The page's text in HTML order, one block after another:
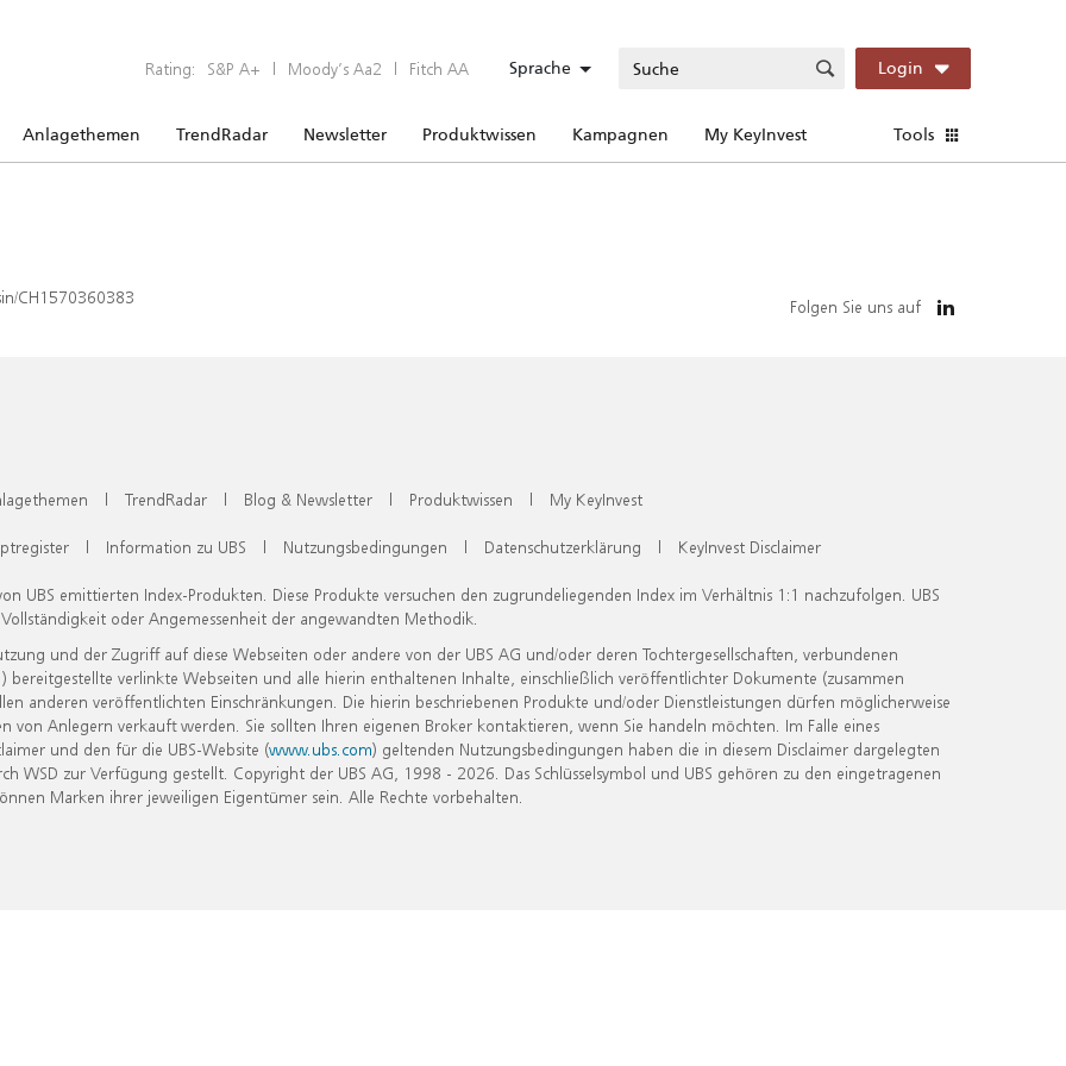
Rating: S&P A+ | Moody’s Aa2 | Fitch AA Sprache Login
Anlagethemen TrendRadar Newsletter Produktwissen Kampagnen My KeyInvest Tools
CH1570360383 Folgen Sie uns auf
| TrendRadar | Blog & Newsletter | Produktwissen | My KeyInvest
| Information zu UBS | Nutzungsbedingungen | Datenschutzerklärung | KeyInvest Disclaimer
UBS emittierten Index-Produkten. Diese Produkte versuchen den zugrundeliegenden Index im Verhältnis 1:1 nachzufolgen. UBS
oder Angemessenheit der angewandten Methodik.
und der Zugriff auf diese Webseiten oder andere von der UBS AG und/oder deren Tochtergesellschaften, verbundenen
verlinkte Webseiten und alle hierin enthaltenen Inhalte, einschließlich veröffentlichter Dokumente (zusammen
anderen veröffentlichten Einschränkungen. Die hierin beschriebenen Produkte und/oder Dienstleistungen dürfen möglicherweise
Anlegern verkauft werden. Sie sollten Ihren eigenen Broker kontaktieren, wenn Sie handeln möchten. Im Falle eines
und den für die UBS-Website (www.ubs.com) geltenden Nutzungsbedingungen haben die in diesem Disclaimer dargelegten
zur Verfügung gestellt. Copyright der UBS AG, 1998 - 2026. Das Schlüsselsymbol und UBS gehören zu den eingetragenen
Marken ihrer jeweiligen Eigentümer sein. Alle Rechte vorbehalten.